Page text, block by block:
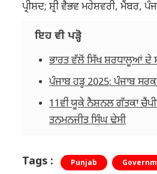
ਪ੍ਰੀਸ਼ਦ; ਸ਼੍ਰੀ ਵੈਭਵ ਮਹੇਸ਼ਵਰੀ, ਮੈਂਬਰ,
ਇਹ ਵੀ ਪੜ੍ਹੋ
ਭਾਰਤ ਵੱਲੋਂ ਸਿੱਖ ਸ਼ਰਧਾਲੂਆਂ ਦੇ
ਪੰਜਾਬ ਹੜ੍ਹ 2025: ਪੰਜਾਬ
11ਵੀਂ ਯੂਕੇ ਨੈਸ਼ਨਲ ਗੱਤਕਾ
ਤਨਮਨਜੀਤ ਸਿੰਘ ਢੇਸੀ
Tags : Punjab